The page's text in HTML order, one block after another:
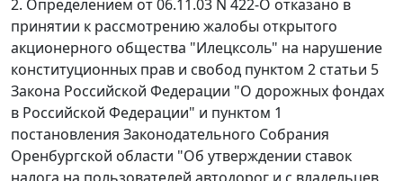
2. Определением от 06.11.03 N 422-О отказано в
принятии к рассмотрению жалобы открытого
акционерного общества "Илецксоль" на нарушение
конституционных прав и свобод пунктом 2 статьи 5
Закона Российской Федерации "О дорожных фондах
в Российской Федерации" и пунктом 1
постановления Законодательного Собрания
Оренбургской области "Об утверждении ставок